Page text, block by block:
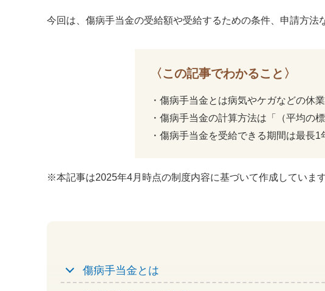
今回は、傷病手当金の受給額や受給するための条件、申請方法
〈この記事でわかること〉
・ 傷病手当金とは病気やケガなどの休
・ 傷病手当金の計算方法は「（平均の
・ 傷病手当金を受給できる期間は最長
※本記事は2025年4月時点の制度内容に基づいて作成していま
傷病手当金とは